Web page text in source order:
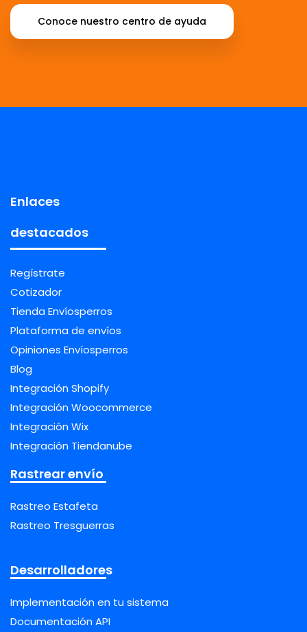
Conoce nuestro centro de ayuda
Enlaces
destacados
Regístrate
Cotizador
Tienda Envíosperros
Plataforma de envíos
Opiniones Envíosperros
Blog
Integración Shopify
Integración Woocommerce
Integración Wix
Integración Tiendanube
Rastrear envío
Rastreo Estafeta
Rastreo Tresguerras
Desarrolladores
Implementación en tu sistema
Documentación API